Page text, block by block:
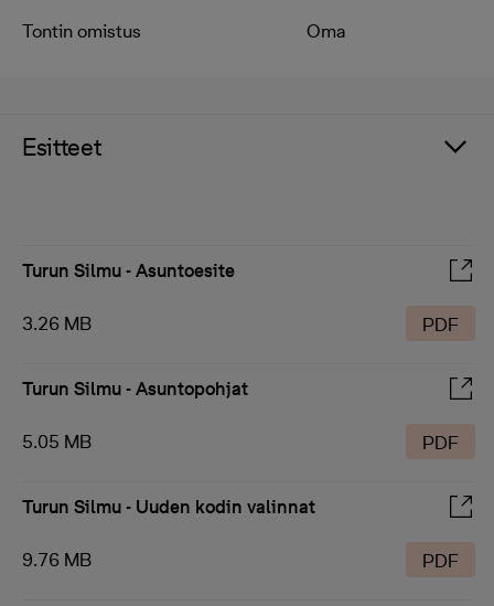
Tontin omistus
Oma
Esitteet
Turun Silmu - Asuntoesite
3.26 MB PDF
Turun Silmu - Asuntopohjat
5.05 MB PDF
Turun Silmu - Uuden kodin valinnat
9.76 MB PDF